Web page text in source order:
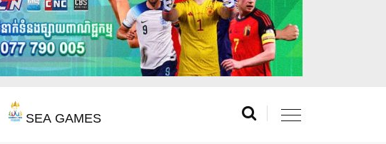
SEA GAMES